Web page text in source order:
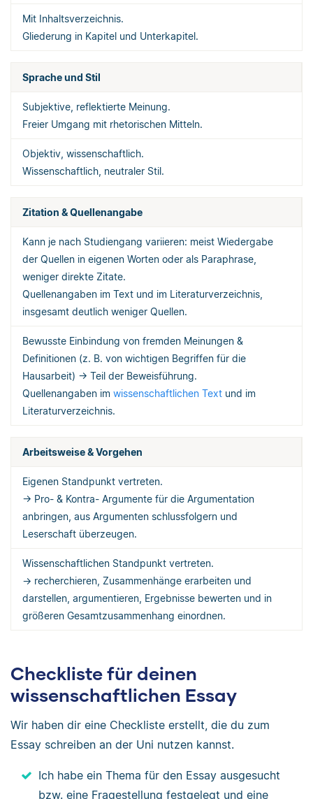
Mit Inhaltsverzeichnis.
Gliederung in Kapitel und Unterkapitel.
Sprache und Stil
Subjektive, reflektierte Meinung.
Freier Umgang mit rhetorischen Mitteln.
Objektiv, wissenschaftlich.
Wissenschaftlich, neutraler Stil.
Zitation & Quellenangabe
Kann je nach Studiengang variieren: meist Wiedergabe
der Quellen in eigenen Worten oder als Paraphrase,
weniger direkte Zitate.
Quellenangaben im Text und im Literaturverzeichnis,
insgesamt deutlich weniger Quellen.
Bewusste Einbindung von fremden Meinungen &
Definitionen (z. B. von wichtigen Begriffen für die
Hausarbeit) → Teil der Beweisführung.
Quellenangaben im wissenschaftlichen Text und im
Literaturverzeichnis.
Arbeitsweise & Vorgehen
Eigenen Standpunkt vertreten.
→ Pro- & Kontra- Argumente für die Argumentation
anbringen, aus Argumenten schlussfolgern und
Leserschaft überzeugen.
Wissenschaftlichen Standpunkt vertreten.
→ recherchieren, Zusammenhänge erarbeiten und
darstellen, argumentieren, Ergebnisse bewerten und in
größeren Gesamtzusammenhang einordnen.
Checkliste für deinen
wissenschaftlichen Essay
Wir haben dir eine Checkliste erstellt, die du zum
Essay schreiben an der Uni nutzen kannst.
Ich habe ein Thema für den Essay ausgesucht
bzw. eine Fragestellung festgelegt und eine